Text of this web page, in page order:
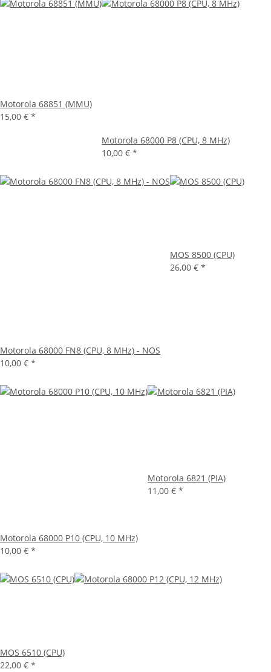
Motorola 68851 (MMU)
15,00 € *
Motorola 68000 P8 (CPU, 8 MHz)
10,00 € *
Motorola 68000 FN8 (CPU, 8 MHz) - NOS
10,00 € *
MOS 8500 (CPU)
26,00 € *
Motorola 68000 P10 (CPU, 10 MHz)
10,00 € *
Motorola 6821 (PIA)
11,00 € *
MOS 6510 (CPU)
22,00 € *